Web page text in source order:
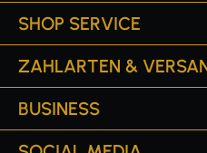
SHOP SERVICE
ZAHLARTEN &
BUSINESS